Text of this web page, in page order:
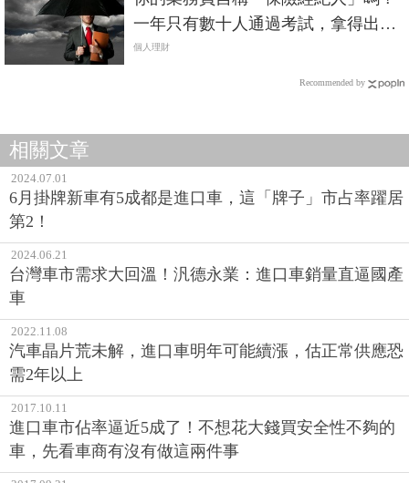
一年只有數十人通過考試，拿得出國
家證照才是真的
個人理財
Recommended by
相關文章
2024.07.01
6月掛牌新車有5成都是進口車，這「牌子」市占率躍居
第2！
2024.06.21
台灣車市需求大回溫！汎德永業：進口車銷量直逼國產
車
2022.11.08
汽車晶片荒未解，進口車明年可能續漲，估正常供應恐
需2年以上
2017.10.11
進口車市佔率逼近5成了！不想花大錢買安全性不夠的
車，先看車商有沒有做這兩件事